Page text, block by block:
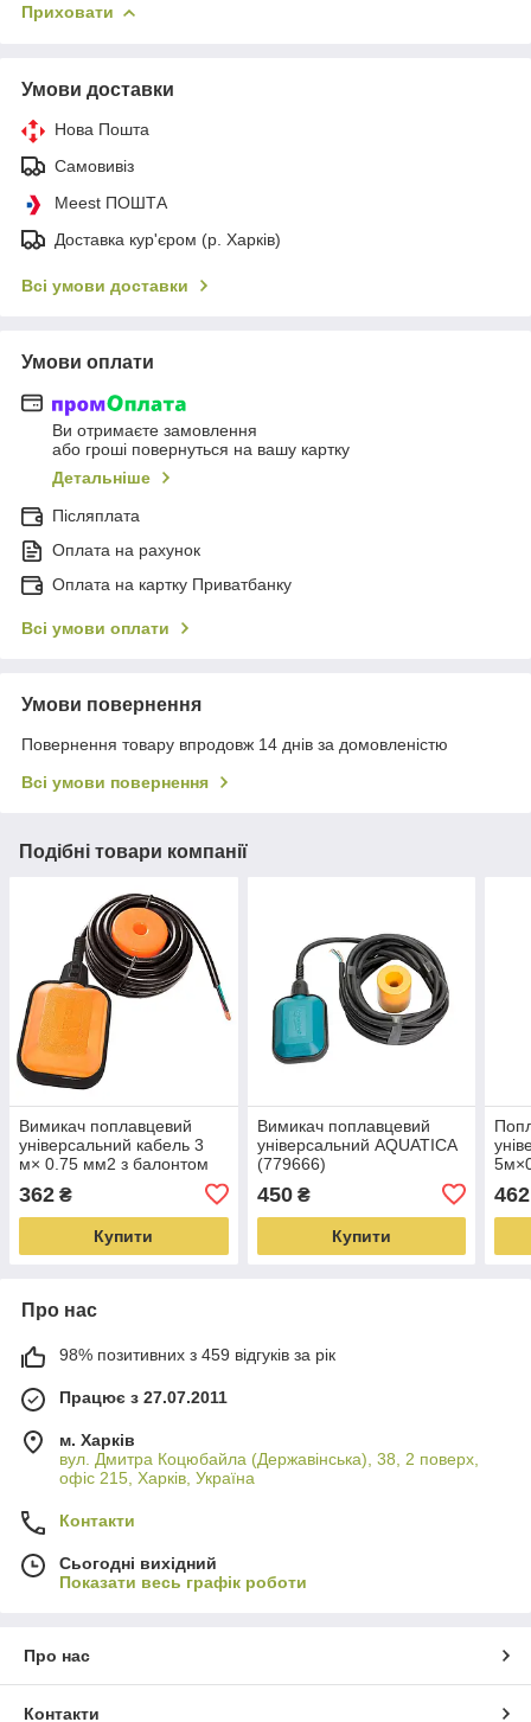
Приховати
Умови доставки
Нова Пошта
Самовивіз
Meest ПОШТА
Доставка кур'єром (р. Харків)
Всі умови доставки
Умови оплати
Ви отримаєте замовлення
або гроші повернуться на вашу картку
Детальніше
Післяплата
Оплата на рахунок
Оплата на картку Приватбанку
Всі умови оплати
Умови повернення
Повернення товару впродовж 14 днів за домовленістю
Всі умови повернення
Подібні товари компанії
Вимикач поплавцевий
універсальний кабель 3
м× 0.75 мм2 з балонтом
362 ₴
Купити
Вимикач поплавцевий
універсальний AQUATICA
(779666)
450₴
Купити
462
Про нас
98% позитивних з 459 відгуків за рік
Працює з 27.07.2011
м. Харків
вул. Дмитра Коцюбайла (Державінська), 38, 2 поверх,
офіс 215, Харків, Україна
Контакти
Сьогодні вихідний
Показати весь графік роботи
Про нас
Контакти